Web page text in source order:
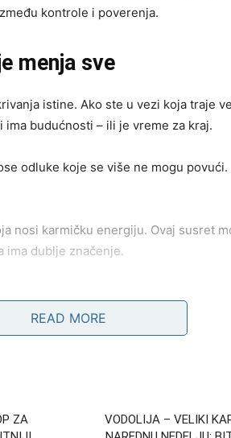
kontrole i poverenja.
menja sve
istine. Ako ste u vezi koja traje
budućnosti – ili je vreme za kraj.
odluke koje se više ne mogu
nosi karmičku energiju. Ovaj susret
ima dublje značenje.
je na pomolu
da vam stane na put, ali karma je na
READ MORE
ZA
VODOLIJA – VELIKI